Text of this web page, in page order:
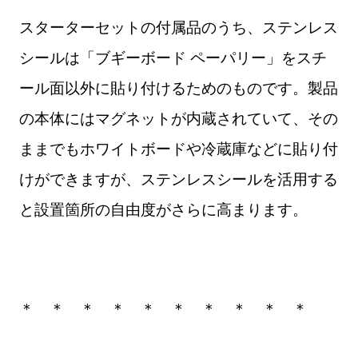
スターターセットの付属品のうち、ステンレス
シールは「ブギーボード ペーパリー」をスチ
ール面以外に貼り付けるためのものです。製品
の本体にはマグネットが内蔵されていて、その
ままでもホワイトボードや冷蔵庫などに貼り付
けができますが、ステンレスシールを活用する
と設置箇所の自由度がさらに高まります。
＊ ＊ ＊ ＊ ＊ ＊ ＊ ＊ ＊ ＊